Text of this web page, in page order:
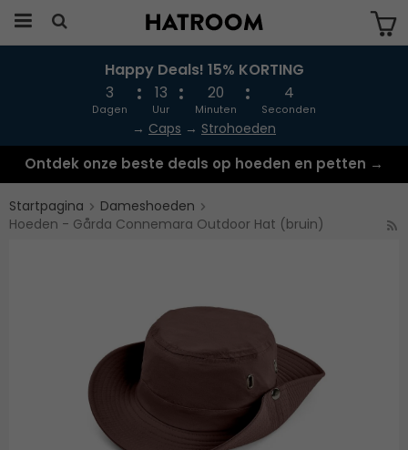
Produkten har blivit tillagd i varukorgen
Happy Deals! 15% KORTING
3
Dagen
13
Uur
20
Minuten
3
Seconden
→ Caps → Strohoeden
Ontdek onze beste deals op hoeden en petten →
Startpagina
Dameshoeden
Hoeden - Gårda Connemara Outdoor Hat (bruin)